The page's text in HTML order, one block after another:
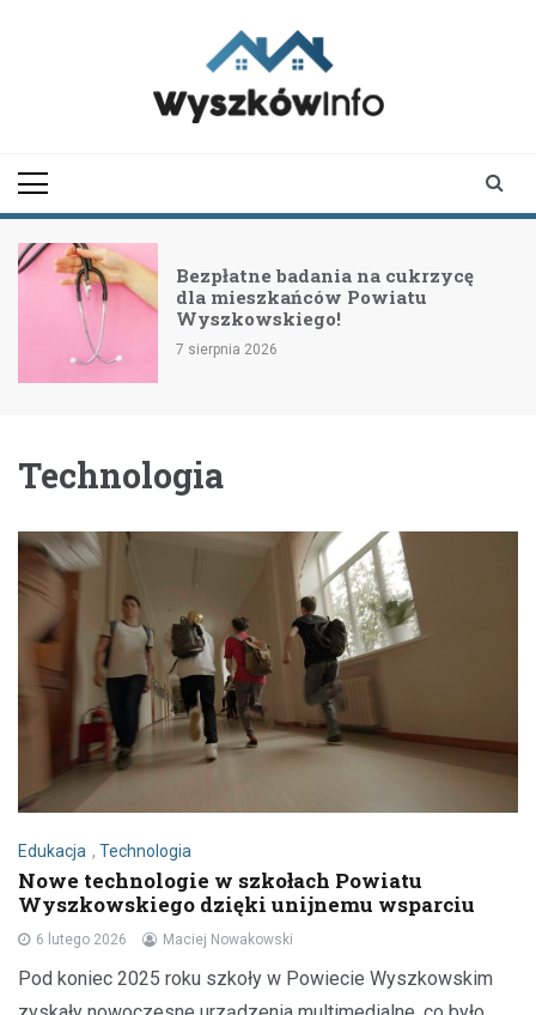
Bezpłatne badania na cukrzycę
dla mieszkańców Powiatu
Wyszkowskiego!
7 sierpnia 2026
Technologia
Edukacja , Technologia
Nowe technologie w szkołach Powiatu
Wyszkowskiego dzięki unijnemu wsparciu
6 lutego 2026 Maciej Nowakowski
Pod koniec 2025 roku szkoły w Powiecie Wyszkowskim